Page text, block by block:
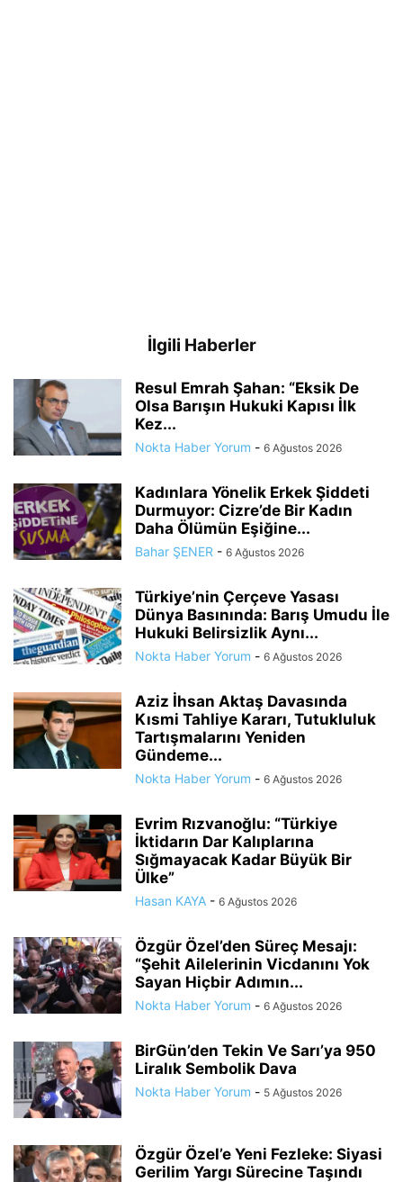
İlgili Haberler
Resul Emrah Şahan: “Eksik De
Olsa Barışın Hukuki Kapısı İlk
Kez...
Nokta Haber Yorum - 6 Ağustos 2026
Kadınlara Yönelik Erkek Şiddeti
Durmuyor: Cizre’de Bir Kadın
Daha Ölümün Eşiğine...
Bahar ŞENER - 6 Ağustos 2026
Türkiye’nin Çerçeve Yasası
Dünya Basınında: Barış Umudu İle
Hukuki Belirsizlik Aynı...
Nokta Haber Yorum - 6 Ağustos 2026
Aziz İhsan Aktaş Davasında
Kısmi Tahliye Kararı, Tutukluluk
Tartışmalarını Yeniden
Gündeme...
Nokta Haber Yorum - 6 Ağustos 2026
Evrim Rızvanoğlu: “Türkiye
İktidarın Dar Kalıplarına
Sığmayacak Kadar Büyük Bir
Ülke”
Hasan KAYA - 6 Ağustos 2026
Özgür Özel’den Süreç Mesajı:
“Şehit Ailelerinin Vicdanını Yok
Sayan Hiçbir Adımın...
Nokta Haber Yorum - 6 Ağustos 2026
BirGün’den Tekin Ve Sarı’ya 950
Liralık Sembolik Dava
Nokta Haber Yorum - 5 Ağustos 2026
Özgür Özel’e Yeni Fezleke: Siyasi
Gerilim Yargı Sürecine Taşındı